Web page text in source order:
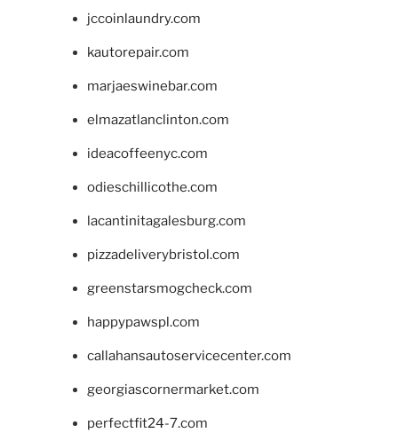
jccoinlaundry.com
kautorepair.com
marjaeswinebar.com
elmazatlanclinton.com
ideacoffeenyc.com
odieschillicothe.com
lacantinitagalesburg.com
pizzadeliverybristol.com
greenstarsmogcheck.com
happypawspl.com
callahansautoservicecenter.com
georgiascornermarket.com
perfectfit24-7.com